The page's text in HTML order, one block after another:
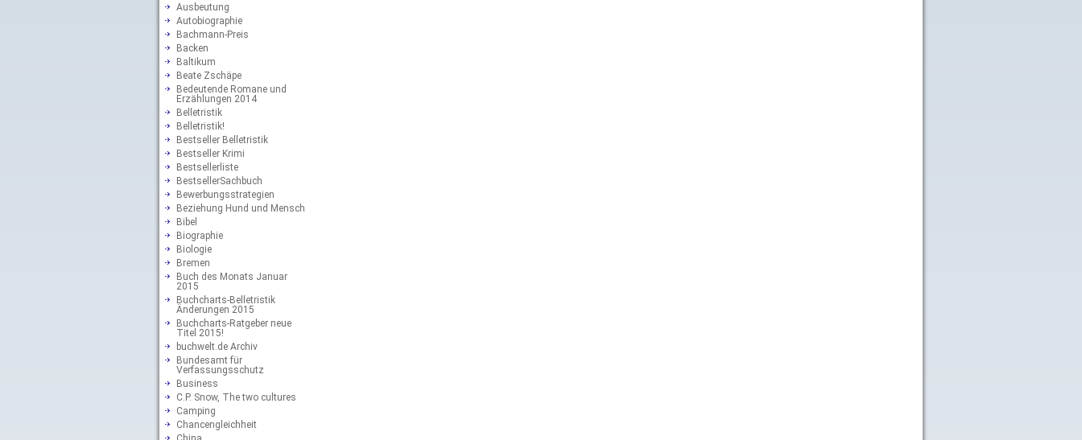
Ausbeutung
Autobiographie
Bachmann-Preis
Backen
Baltikum
Beate Zschäpe
Bedeutende Romane und
Erzählungen 2014
Belletristik
Belletristik!
Bestseller Belletristik
Bestseller Krimi
Bestsellerliste
BestsellerSachbuch
Bewerbungsstrategien
Beziehung Hund und Mensch
Bibel
Biographie
Biologie
Bremen
Buch des Monats Januar
2015
Buchcharts-Belletristik
Änderungen 2015
Buchcharts-Ratgeber neue
Titel 2015!
buchwelt.de Archiv
Bundesamt für
Verfassungsschutz
Business
C.P. Snow, The two cultures
Camping
Chancengleichheit